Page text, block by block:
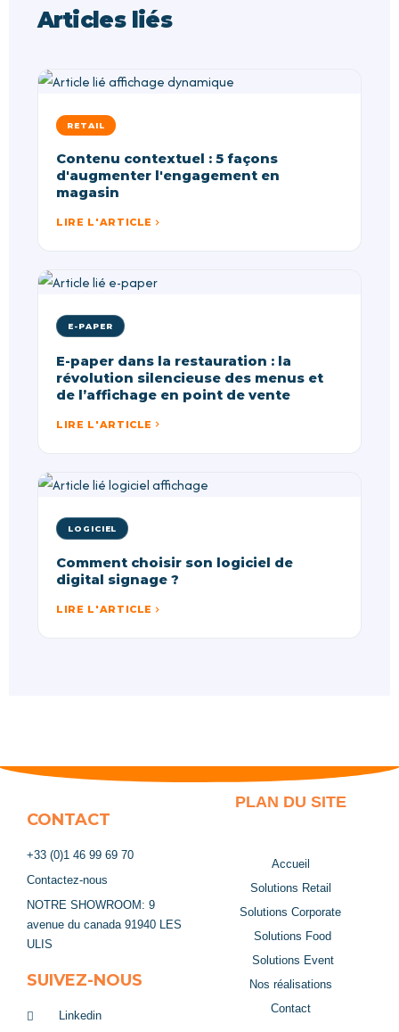
Articles liés
RETAIL
Contenu contextuel : 5 façons
d'augmenter l'engagement en
magasin
LIRE L'ARTICLE
E-PAPER
E-paper dans la restauration : la
révolution silencieuse des menus et
de l’affichage en point de vente
LIRE L'ARTICLE
LOGICIEL
Comment choisir son logiciel de
digital signage ?
LIRE L'ARTICLE
CONTACT
+33 (0)1 46 99 69 70
Contactez-nous
NOTRE SHOWROOM: 9
avenue du canada 91940 LES
ULIS
SUIVEZ-NOUS
Linkedin
PLAN DU SITE
Accueil
Solutions Retail
Solutions Corporate
Solutions Food
Solutions Event
Nos réalisations
Contact